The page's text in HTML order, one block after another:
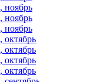
ноябрь
ноябрь
ноябрь
октябрь
октябрь
октябрь
октябрь